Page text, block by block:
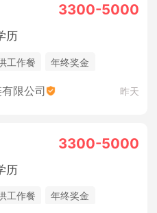
3300-5000
历
工作餐
年终奖金
限公司 昨天
3300-5000
历
工作餐
年终奖金